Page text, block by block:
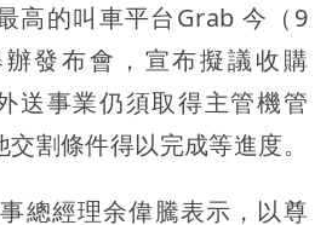
高的叫車平台Grab 今（9
發布會，宣布擬議收購
送事業仍須取得主管機管
割條件得以完成等進度。
總經理余偉騰表示，以尊